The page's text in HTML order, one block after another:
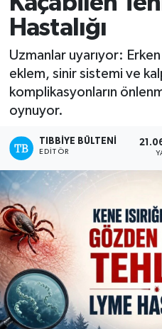
Hastalığı
Uzmanlar uyarıyor:
eklem, sinir sistemi ve
komplikasyonların
oynuyor.
TIBBIYE BÜLTENI
EDITÖR
Mevzuat